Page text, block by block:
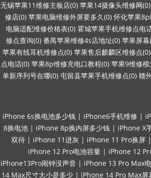
无锡苹果11维修主板店(0) 苹果14摄像头维修网(0)
修店(0) 苹果电脑维修外屏要多久(0) 怀化苹果
电脑适配维修价格表(0) 霍城苹果手机维修点电
修点查询(0) 番禺苹果维修4s店地址(0) 苹果屏
苹果有线耳机维修点(0) 苹果售后麒麟区维修点(0)
点电话(0) 苹果8p维修充电口教程(0) 苹果9维修
单新序列号在哪(0) 屯留县苹果手机维修点(0) 赣
iPhone 6s换电池多少钱 | iPhone6手机维修 |
8换电池 | iPhone 8p换内屏多少钱 | iPhone X
双待 | iPhone 11进灰 | iPhone 11 Pro换屏 |
iPhone 12 Pro电池容量 | iPhone 12
iPhone13Pro闹钟没声音 | iPhone 13 Pro Max
14 Max尺寸大小是多少 | iPhone 14 Pro Max屏